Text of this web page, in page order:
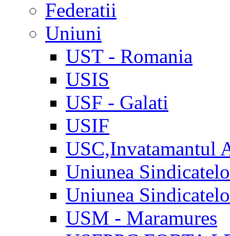
Federatii
Uniuni
UST - Romania
USIS
USF - Galati
USIF
USC,Invatamantul
Uniunea
Uniunea
USM - Maramures